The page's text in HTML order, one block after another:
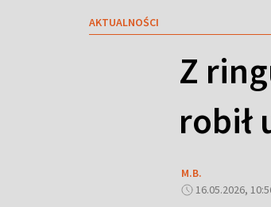
AKTUALNOŚCI
Z
robił
M.B.
16.05.2026,